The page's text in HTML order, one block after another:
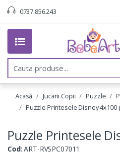
0737.856.243
C
u
Acasă Jucarii Copii Puzzle
Puzzle Printesele Disney 4x100
Puzzle Printesele
Cod: ART-RVSPC07011